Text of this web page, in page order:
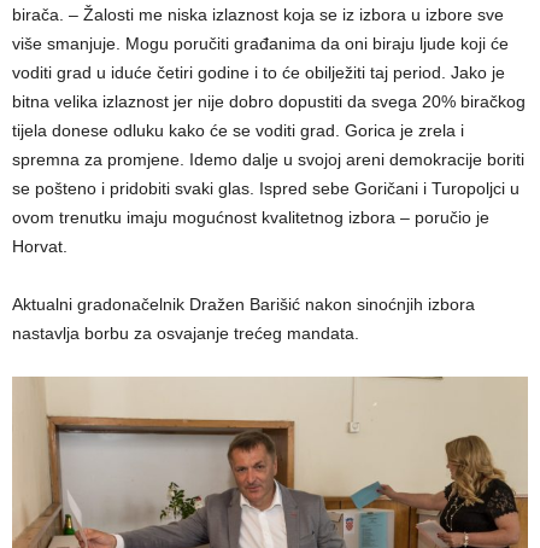
birača. – Žalosti me niska izlaznost koja se iz izbora u izbore sve
više smanjuje. Mogu poručiti građanima da oni biraju ljude koji će
voditi grad u iduće četiri godine i to će obilježiti taj period. Jako je
bitna velika izlaznost jer nije dobro dopustiti da svega 20% biračkog
tijela donese odluku kako će se voditi grad. Gorica je zrela i
spremna za promjene. Idemo dalje u svojoj areni demokracije boriti
se pošteno i pridobiti svaki glas. Ispred sebe Goričani i Turopoljci u
ovom trenutku imaju mogućnost kvalitetnog izbora – poručio je
Horvat.
Aktualni gradonačelnik Dražen Barišić nakon sinoćnjih izbora
nastavlja borbu za osvajanje trećeg mandata.